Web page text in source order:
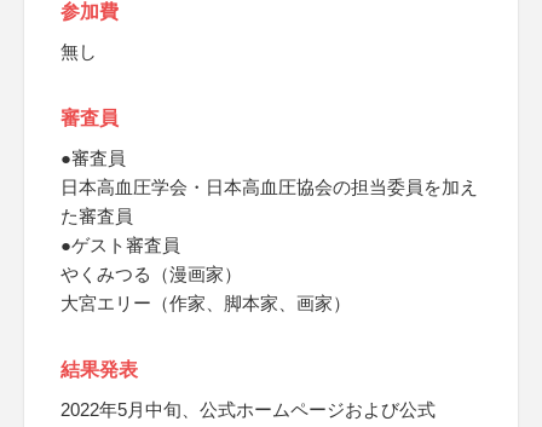
参加費
無し
審査員
●審査員
日本高血圧学会・日本高血圧協会の担当委員を加え
た審査員
●ゲスト審査員
やくみつる（漫画家）
大宮エリー（作家、脚本家、画家）
結果発表
2022年5月中旬、公式ホームページおよび公式